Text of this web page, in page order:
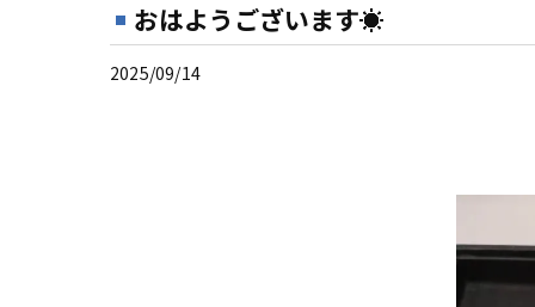
おはようございます☀
2025/09/14